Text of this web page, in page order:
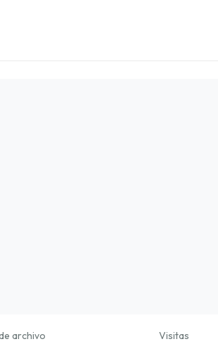
archivo Visitas